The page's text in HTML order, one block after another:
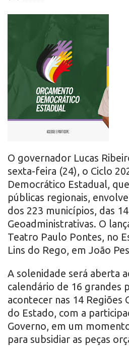
o
O governador Lucas
sexta-feira (24), o Ciclo
Democrático Estadual,
públicas regionais,
dos 223 municípios, das
Geoadministrativas. O
Teatro Paulo Pontes, no
Lins do Rego, em João
A solenidade será aberta
calendário de 16 grandes
acontecer nas 14 Regiões
do Estado, com a
Governo, em um
para subsidiar as peças